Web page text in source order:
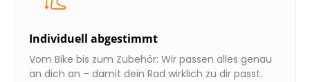
Individuell abgestimmt
Vom Bike bis zum Zubehör: Wir passen alles genau
an dich an – damit dein Rad wirklich zu dir passt.